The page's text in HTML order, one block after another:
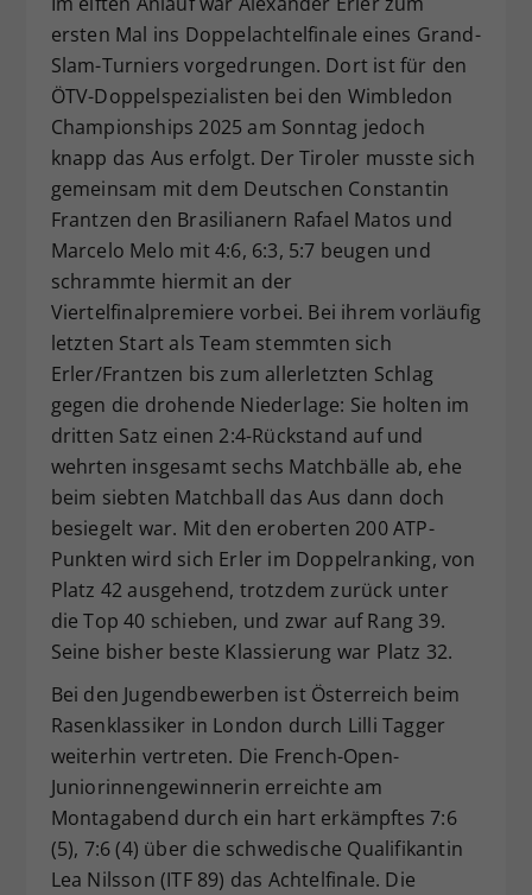
ersten Mal ins Doppelachtelfinale eines Grand-
Slam-Turniers vorgedrungen. Dort ist für den
ÖTV-Doppelspezialisten bei den Wimbledon
Championships 2025 am Sonntag jedoch
knapp das Aus erfolgt. Der Tiroler musste sich
gemeinsam mit dem Deutschen Constantin
Frantzen den Brasilianern Rafael Matos und
Marcelo Melo mit 4:6, 6:3, 5:7 beugen und
schrammte hiermit an der
Viertelfinalpremiere vorbei. Bei ihrem vorläufig
letzten Start als Team stemmten sich
Erler/Frantzen bis zum allerletzten Schlag
gegen die drohende Niederlage: Sie holten im
dritten Satz einen 2:4-Rückstand auf und
wehrten insgesamt sechs Matchbälle ab, ehe
beim siebten Matchball das Aus dann doch
besiegelt war. Mit den eroberten 200 ATP-
Punkten wird sich Erler im Doppelranking, von
Platz 42 ausgehend, trotzdem zurück unter
die Top 40 schieben, und zwar auf Rang 39.
Seine bisher beste Klassierung war Platz 32.
Bei den Jugendbewerben ist Österreich beim
Rasenklassiker in London durch Lilli Tagger
weiterhin vertreten. Die French-Open-
Juniorinnengewinnerin erreichte am
Montagabend durch ein hart erkämpftes 7:6
(5), 7:6 (4) über die schwedische Qualifikantin
Lea Nilsson (ITF 89) das Achtelfinale. Die
Zweck
Dieser Wert speichert Ihre Consent-
Einstellungen. Unter anderem eine
zufällig generierte ID, für die
historische Speicherung Ihrer
vorgenommen Einstellungen, falls der
Webseiten-Betreiber dies eingestellt
hat.